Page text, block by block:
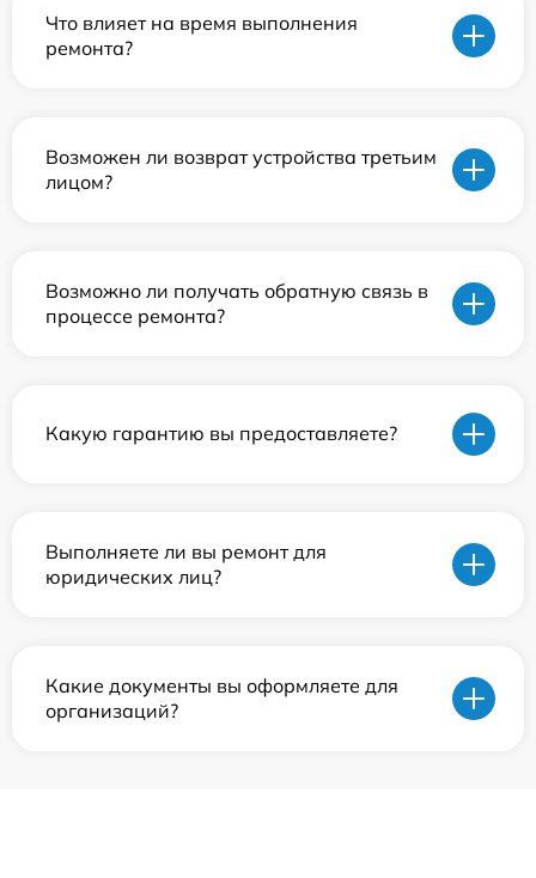
Что влияет на время выполнения
ремонта?
Возможен ли возврат устройства третьим
лицом?
Возможно ли получать обратную связь в
процессе ремонта?
Какую гарантию вы предоставляете?
Выполняете ли вы ремонт для
юридических лиц?
Какие документы вы оформляете для
организаций?